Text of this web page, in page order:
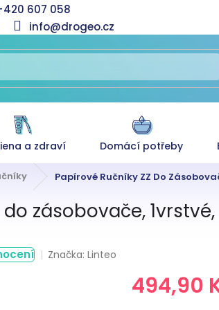
607 058
info@drogeo.cz
a zdraví Domácí potřeby
Papírové Ručníky ZZ Do
zásobovače, 1vrstvé,
Značka:Linteo
494,90